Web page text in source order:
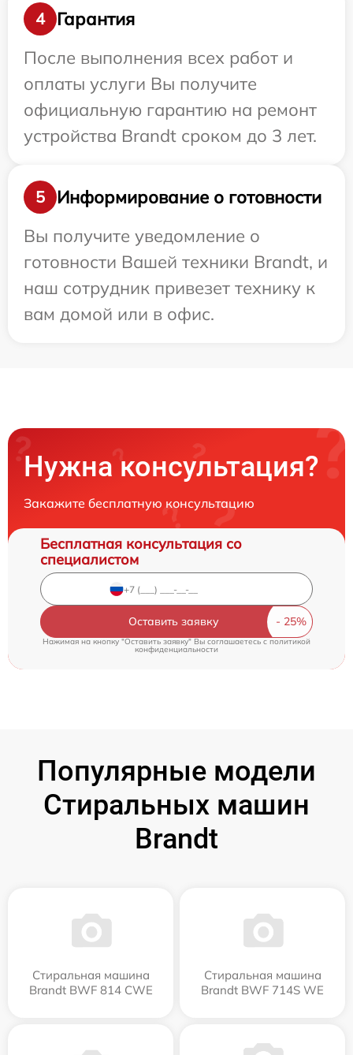
4
Гарантия
После выполнения всех работ и
оплаты услуги Вы получите
официальную гарантию на ремонт
устройства Brandt сроком до 3 лет.
5
Информирование о готовности
Вы получите уведомление о
готовности Вашей техники Brandt, и
наш сотрудник привезет технику к
вам домой или в офис.
Нужна консультация?
Закажите бесплатную консультацию
Бесплатная консультация со
специалистом
Оставить заявку
Нажимая на кнопку "Оставить заявку" Вы соглашаетесь c политикой
конфиденциальности
Популярные модели
Стиральных машин
Brandt
Стиральная машина
Brandt BWF 814 CWE
Стиральная машина
Brandt BWF 714S WE